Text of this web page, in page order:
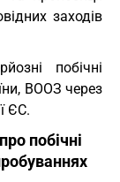
заходів
побічні
ВООЗ через
ЄС.
побічні